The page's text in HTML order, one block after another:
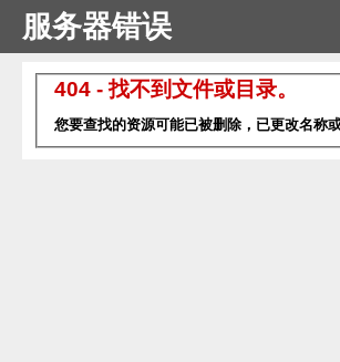
服务器错误
404 - 找不到文件或目录。
您要查找的资源可能已被删除，已更改名称